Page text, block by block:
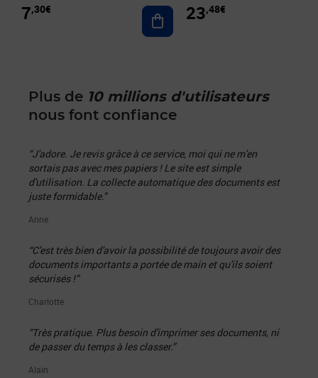
7,30€ Ajouter au panier
23,48€
Plus de 10 millions d'utilisateurs
nous font confiance
“J'adore. Je revis grâce à ce service, moi qui ne m'en
sortais pas avec mes papiers ! Le site est simple
d'utilisation. La collecte automatique des documents est
juste formidable.”
Anne
“C'est très bien d'avoir la possibilité de toujours avoir des
documents importants a portée de main et qu'ils soient
sécurisés !”
Charlotte
“Très pratique. Plus besoin d'imprimer ses documents, ni
de passer du temps à les classer.”
Alain